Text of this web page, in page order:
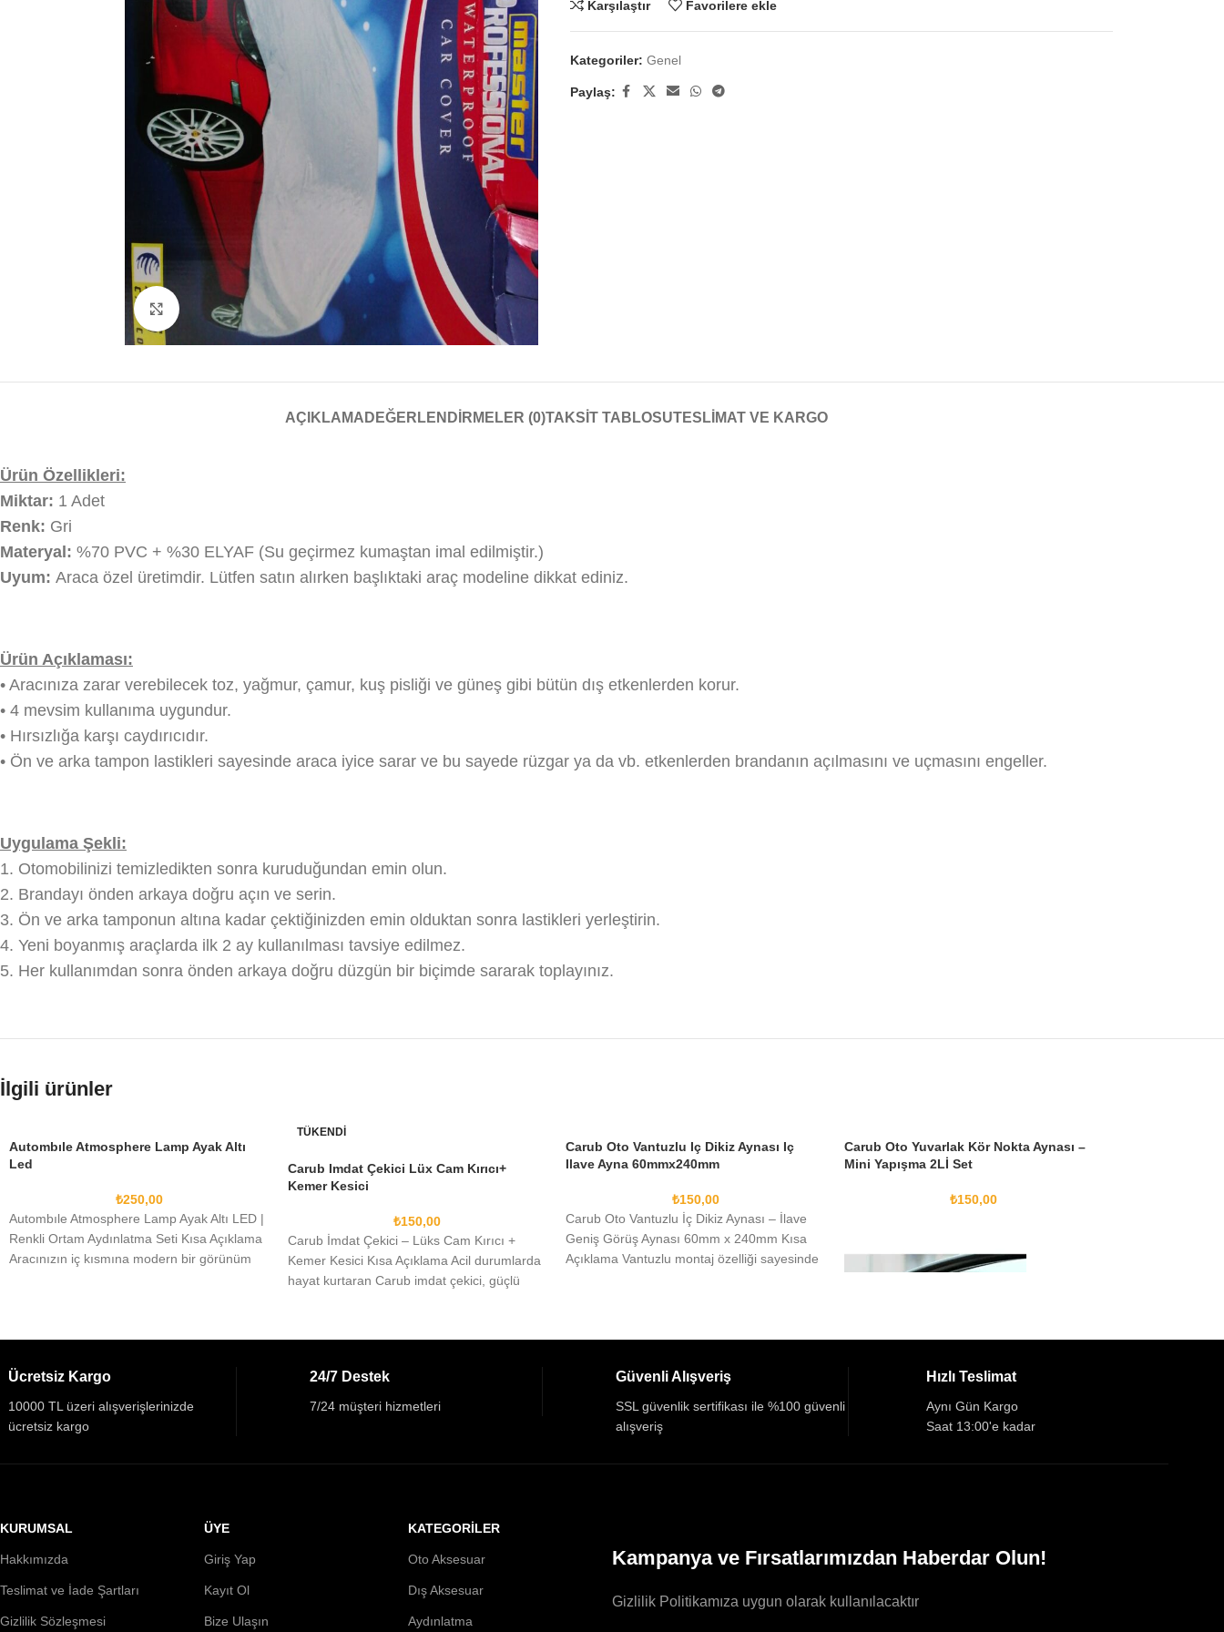
Büyütmek için tıklayın
Karşılaştır Favorilere ekle
Kategoriler: Genel
Paylaş:
AÇIKLAMA DEĞERLENDIRMELER (0)TAKSIT TABLOSUTESLIMAT VE KARGO
Ürün Özellikleri:
Miktar: 1 Adet
Renk: Gri
Materyal: %70 PVC + %30 ELYAF (Su geçirmez kumaştan imal edilmiştir.)
Uyum: Araca özel üretimdir. Lütfen satın alırken başlıktaki araç modeline dikkat ediniz.
Ürün Açıklaması:
• Aracınıza zarar verebilecek toz, yağmur, çamur, kuş pisliği ve güneş gibi bütün dış etkenlerden korur.
• 4 mevsim kullanıma uygundur.
• Hırsızlığa karşı caydırıcıdır.
• Ön ve arka tampon lastikleri sayesinde araca iyice sarar ve bu sayede rüzgar ya da vb. etkenlerden brandanın açılmasını ve uçmasını engeller.
Uygulama Şekli:
1. Otomobilinizi temizledikten sonra kuruduğundan emin olun.
2. Brandayı önden arkaya doğru açın ve serin.
3. Ön ve arka tamponun altına kadar çektiğinizden emin olduktan sonra lastikleri yerleştirin.
4. Yeni boyanmış araçlarda ilk 2 ay kullanılması tavsiye edilmez.
5. Her kullanımdan sonra önden arkaya doğru düzgün bir biçimde sararak toplayınız.
İlgili ürünler
Autombıle Atmosphere Lamp Ayak Altı
Led
₺250,00
Autombıle Atmosphere Lamp Ayak Altı LED |
Renkli Ortam Aydınlatma Seti Kısa Açıklama
Aracınızın iç kısmına modern bir görünüm
TÜKENDI
Carub Imdat Çekici Lüx Cam Kırıcı+
Kemer Kesici
₺150,00
Carub İmdat Çekici – Lüks Cam Kırıcı +
Kemer Kesici Kısa Açıklama Acil durumlarda
hayat kurtaran Carub imdat çekici, güçlü
Carub Oto Vantuzlu Iç Dikiz Aynası Iç
Ilave Ayna 60mmx240mm
₺150,00
Carub Oto Vantuzlu İç Dikiz Aynası – İlave
Geniş Görüş Aynası 60mm x 240mm Kısa
Açıklama Vantuzlu montaj özelliği sayesinde
Carub Oto Yuvarlak Kör Nokta Aynası –
Mini Yapışma 2Lİ Set
₺150,00
Ücretsiz Kargo
10000 TL üzeri alışverişlerinizde
ücretsiz kargo
24/7 Destek
7/24 müşteri hizmetleri
Güvenli Alışveriş
SSL güvenlik sertifikası ile %100 güvenli
alışveriş
Hızlı Teslimat
Aynı Gün Kargo
Saat 13:00'e kadar
KURUMSAL
Hakkımızda
Teslimat ve İade Şartları
Gizlilik Sözleşmesi
ÜYE
Giriş Yap
Kayıt Ol
Bize Ulaşın
KATEGORİLER
Oto Aksesuar
Dış Aksesuar
Aydınlatma
Kampanya ve Fırsatlarımızdan Haberdar Olun!
Gizlilik Politikamıza uygun olarak kullanılacaktır